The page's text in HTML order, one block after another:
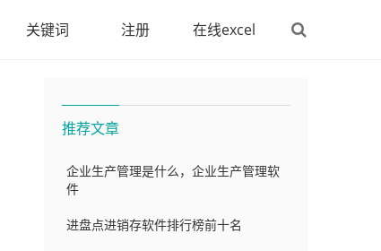
关键词 注册 在线excel
推荐文章
企业生产管理是什么，企业生产管理软
件
进盘点进销存软件排行榜前十名